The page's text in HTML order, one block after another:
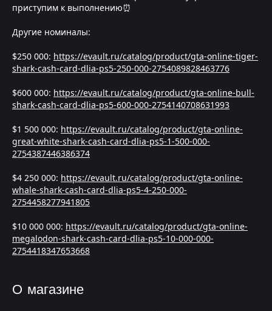
приступим к выполнению⏰
Другие номиналы:
$250 000: https://evault.ru/catalog/product/gta-online-tiger-
shark-cash-card-dlia-ps5-250-000-2754089828463776
$600 000: https://evault.ru/catalog/product/gta-online-bull-
shark-cash-card-dlia-ps5-600-000-2754140708631993
$1 500 000: https://evault.ru/catalog/product/gta-online-
great-white-shark-cash-card-dlia-ps5-1-500-000-
2754387446386374
$4 250 000: https://evault.ru/catalog/product/gta-online-
whale-shark-cash-card-dlia-ps5-4-250-000-
2754458277941805
$10 000 000: https://evault.ru/catalog/product/gta-online-
megalodon-shark-cash-card-dlia-ps5-10-000-000-
2754418347653668
О магазине